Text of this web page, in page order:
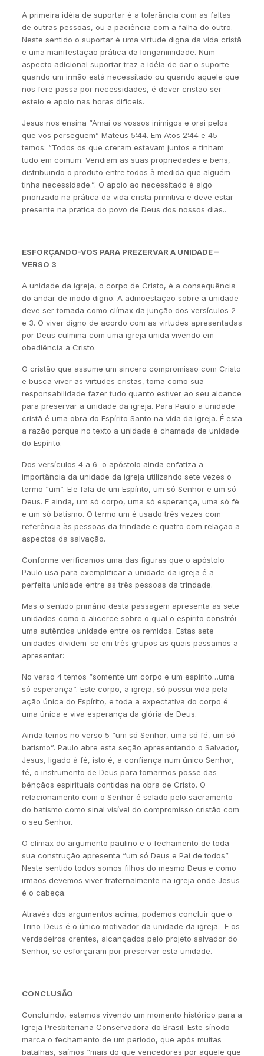
A primeira idéia de suportar é a tolerância com as faltas
de outras pessoas, ou a paciência com a falha do outro.
Neste sentido o suportar é uma virtude digna da vida cristã
e uma manifestação prática da longanimidade. Num
aspecto adicional suportar traz a idéia de dar o suporte
quando um irmão está necessitado ou quando aquele que
nos fere passa por necessidades, é dever cristão ser
esteio e apoio nas horas difíceis.
Jesus nos ensina “Amai os vossos inimigos e orai pelos
que vos perseguem” Mateus 5:44. Em Atos 2:44 e 45
temos: “Todos os que creram estavam juntos e tinham
tudo em comum. Vendiam as suas propriedades e bens,
distribuindo o produto entre todos à medida que alguém
tinha necessidade.”. O apoio ao necessitado é algo
priorizado na prática da vida cristã primitiva e deve estar
presente na pratica do povo de Deus dos nossos dias..
ESFORÇANDO-VOS PARA PREZERVAR A UNIDADE –
VERSO 3
A unidade da igreja, o corpo de Cristo, é a consequência
do andar de modo digno. A admoestação sobre a unidade
deve ser tomada como clímax da junção dos versículos 2
e 3. O viver digno de acordo com as virtudes apresentadas
por Deus culmina com uma igreja unida vivendo em
obediência a Cristo.
O cristão que assume um sincero compromisso com Cristo
e busca viver as virtudes cristãs, toma como sua
responsabilidade fazer tudo quanto estiver ao seu alcance
para preservar a unidade da igreja. Para Paulo a unidade
cristã é uma obra do Espírito Santo na vida da igreja. É esta
a razão porque no texto a unidade é chamada de unidade
do Espírito.
Dos versículos 4 a 6 o apóstolo ainda enfatiza a
importância da unidade da igreja utilizando sete vezes o
termo “um”. Ele fala de um Espírito, um só Senhor e um só
Deus. E ainda, um só corpo, uma só esperança, uma só fé
e um só batismo. O termo um é usado três vezes com
referência às pessoas da trindade e quatro com relação a
aspectos da salvação.
Conforme verificamos uma das figuras que o apóstolo
Paulo usa para exemplificar a unidade da igreja é a
perfeita unidade entre as três pessoas da trindade.
Mas o sentido primário desta passagem apresenta as sete
unidades como o alicerce sobre o qual o espírito constrói
uma autêntica unidade entre os remidos. Estas sete
unidades dividem-se em três grupos as quais passamos a
apresentar:
No verso 4 temos “somente um corpo e um espírito…uma
só esperança”. Este corpo, a igreja, só possui vida pela
ação única do Espírito, e toda a expectativa do corpo é
uma única e viva esperança da glória de Deus.
Ainda temos no verso 5 “um só Senhor, uma só fé, um só
batismo”. Paulo abre esta seção apresentando o Salvador,
Jesus, ligado à fé, isto é, a confiança num único Senhor,
fé, o instrumento de Deus para tomarmos posse das
bênçãos espirituais contidas na obra de Cristo. O
relacionamento com o Senhor é selado pelo sacramento
do batismo como sinal visível do compromisso cristão com
o seu Senhor.
O clímax do argumento paulino e o fechamento de toda
sua construção apresenta “um só Deus e Pai de todos”.
Neste sentido todos somos filhos do mesmo Deus e como
irmãos devemos viver fraternalmente na igreja onde Jesus
é o cabeça.
Através dos argumentos acima, podemos concluir que o
Trino-Deus é o único motivador da unidade da igreja. E os
verdadeiros crentes, alcançados pelo projeto salvador do
Senhor, se esforçaram por preservar esta unidade.
CONCLUSÃO
Concluindo, estamos vivendo um momento histórico para a
Igreja Presbiteriana Conservadora do Brasil. Este sínodo
marca o fechamento de um período, que após muitas
batalhas, saímos “mais do que vencedores por aquele que